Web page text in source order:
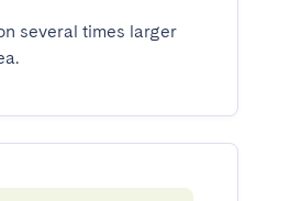
several times larger